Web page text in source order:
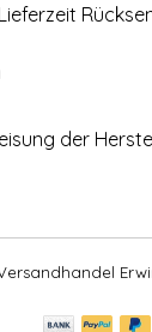
der